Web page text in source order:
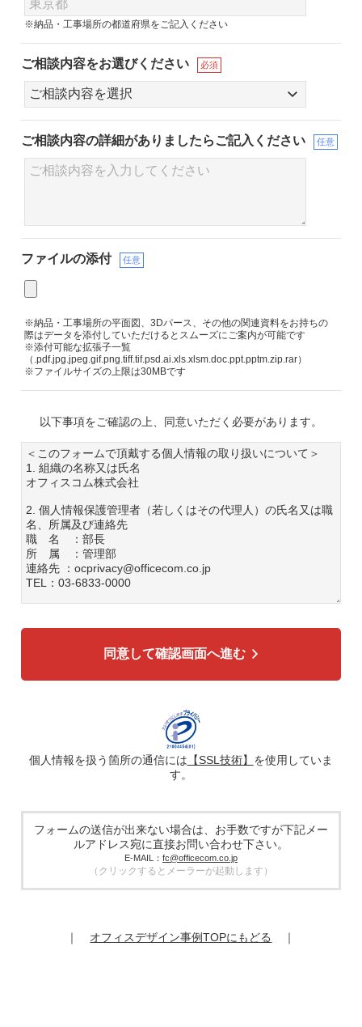
※納品・工事場所の都道府県をご記入ください
ご相談内容をお選びください 必須
ご相談内容の詳細がありましたらご記入ください 任意
ファイルの添付 任意
※納品・工事場所の平面図、3Dパース、その他の関連資料をお持ちの
際はデータを添付していただけるとスムーズにご案内が可能です
※添付可能な拡張子一覧
（.pdf.jpg.jpeg.gif.png.tiff.tif.psd.ai.xls.xlsm.doc.ppt.pptm.zip.rar）
※ファイルサイズの上限は30MBです
以下事項をご確認の上、同意いただく必要があります。
＜このフォームで頂戴する個人情報の取り扱いについて＞
1. 組織の名称又は氏名
オフィスコム株式会社
2. 個人情報保護管理者（若しくはその代理人）の氏名又は職
名、所属及び連絡先
職 名 ：部長
所 属 ：管理部
連絡先 ：ocprivacy@officecom.co.jp
TEL：03-6833-0000
各種お問い合わせ対応のため
広告配信の効率化、マーケティング活動などのために、氏
を、ハッシュ化などの適切なセキュリティ対策を施した上
で、広告配信サービス提供事業者に提供する場合がありま
す。提供した個人情報は、広告配信サービス提供事業者のプ
ライバシーポリシーに基づき取り扱われます。
5. 個人情報の取り扱い業務の委託
場合があります。その際、弊社は、個人情報を適切に保護で
きる管理体制を敷き実行していることを条件として委託先を
厳選したうえで、機密保持契約を委託先と締結し、お客様の
個人情報を厳密に管理させます。
提供記録の開示を請求することができます。
同意して確認画面へ進む
個人情報を扱う箇所の通信には 【SSL技術】 を使用していま
す。
フォームの送信が出来ない場合は、お手数ですが下記メー
ルアドレス宛に直接お問い合わせ下さい。
E-MAIL： fc@officecom.co.jp
（クリックするとメーラーが起動します）
｜ オフィスデザイン事例TOPにもどる ｜